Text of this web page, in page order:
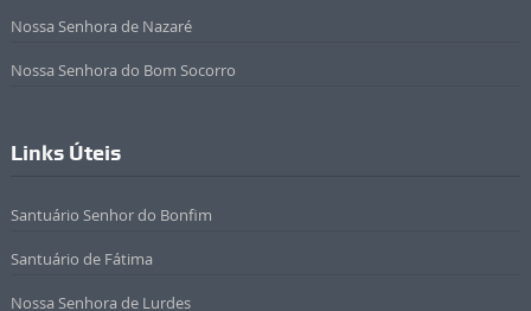
Nossa Senhora de Nazaré
Nossa Senhora do Bom Socorro
Links Úteis
Santuário Senhor do Bonfim
Santuário de Fátima
Nossa Senhora de Lurdes